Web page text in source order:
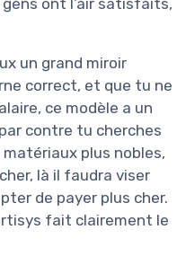
ont l’air satisfaits,
un grand miroir
correct, et que tu ne
ce modèle a un
contre tu cherches
plus nobles,
là il faudra viser
de payer plus cher.
fait clairement le